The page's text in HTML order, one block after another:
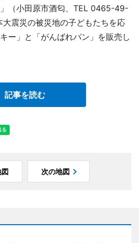
（小田原市酒匂、TEL 0465-49-
震災の被災地の子どもたちを応
ー」と「がんばれパン」を販売し
記事を読む
次の地図